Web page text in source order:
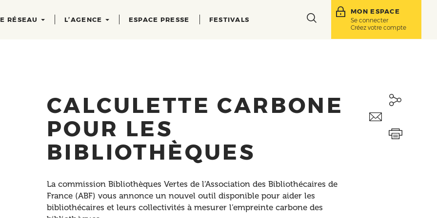
RÉSEAU L’AGENCE ESPACE PRESSE FESTIVALS
Toggle
MON ESPACE
Se connecter
Créez votre compte
CALCULETTE CARBONE
POUR LES
BIBLIOTHÈQUES
La commission Bibliothèques Vertes de l’Association des Bibliothécaires de
France (ABF) vous annonce un nouvel outil disponible pour aider les
bibliothécaires et leurs collectivités à mesurer l’empreinte carbone des